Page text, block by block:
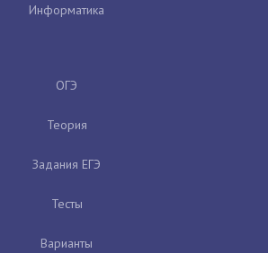
Информатика
ОГЭ
Теория
Задания ЕГЭ
Тесты
Варианты